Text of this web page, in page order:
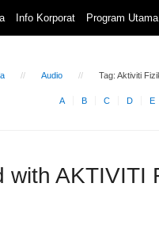
Info Korporat Program Utama
Audio Tag: Aktiviti
A B C D E
with AKTIVITI